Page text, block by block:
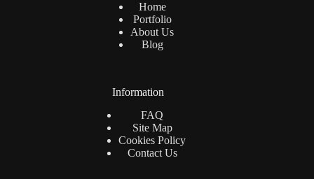
Home
Portfolio
About Us
Blog
Information
FAQ
Site Map
Cookies Policy
Contact Us